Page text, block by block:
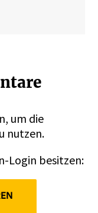
um die
nutzen.
Login besitzen: